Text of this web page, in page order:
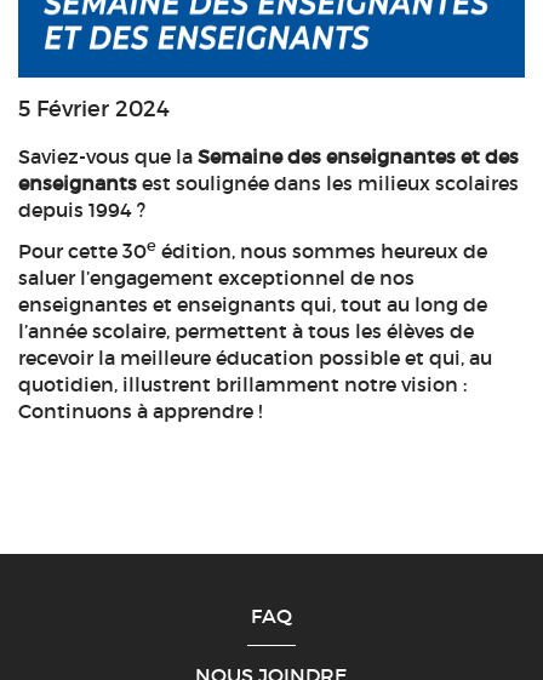
5 Février 2024
Saviez-vous que la Semaine des enseignantes et des
enseignants est soulignée dans les milieux scolaires
depuis 1994 ?
Pour cette 30e édition, nous sommes heureux de
saluer l’engagement exceptionnel de nos
enseignantes et enseignants qui, tout au long de
l’année scolaire, permettent à tous les élèves de
recevoir la meilleure éducation possible et qui, au
quotidien, illustrent brillamment notre vision :
Continuons à apprendre !
FAQ